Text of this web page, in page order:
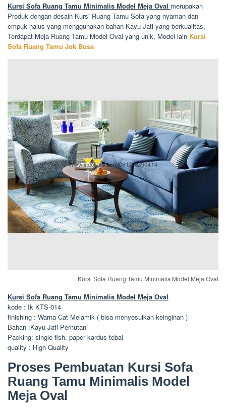
Kursi Sofa Ruang Tamu Minimalis Model Meja Oval merupakan
Produk dengan desain Kursi Ruang Tamu Sofa yang nyaman dan
empuk halus yang menggunakan bahan Kayu Jati yang berkualitas,
Terdapat Meja Ruang Tamu Model Oval yang unik, Model lain Kursi
Sofa Ruang Tamu Jok Busa
Kursi Sofa Ruang Tamu Minimalis Model Meja Oval
Kursi Sofa Ruang Tamu Minimalis Model Meja Oval
kode : Ik KTS-014
finishing : Warna Cat Melamik ( bisa menyesuikan keinginan )
Bahan :Kayu Jati Perhutani
Packing: single fish, paper kardus tebal
quality : High Quality
Proses Pembuatan Kursi Sofa
Ruang Tamu Minimalis Model
Meja Oval